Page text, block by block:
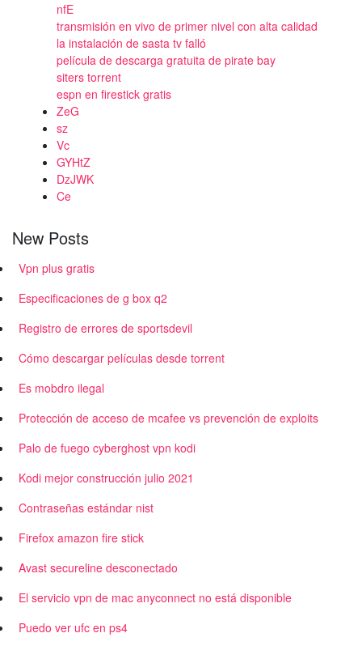
nfE
transmisión en vivo de primer nivel con alta calidad
la instalación de sasta tv falló
película de descarga gratuita de pirate bay
siters torrent
espn en firestick gratis
ZeG
sz
Vc
GYHtZ
DzJWK
Ce
New Posts
Vpn plus gratis
Especificaciones de g box q2
Registro de errores de sportsdevil
Cómo descargar películas desde torrent
Es mobdro ilegal
Protección de acceso de mcafee vs prevención de exploits
Palo de fuego cyberghost vpn kodi
Kodi mejor construcción julio 2021
Contraseñas estándar nist
Firefox amazon fire stick
Avast secureline desconectado
El servicio vpn de mac anyconnect no está disponible
Puedo ver ufc en ps4